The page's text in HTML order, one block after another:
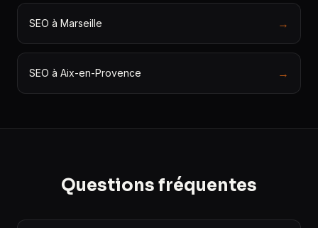
SEO à Marseille →
SEO à Aix-en-Provence →
Questions fréquentes